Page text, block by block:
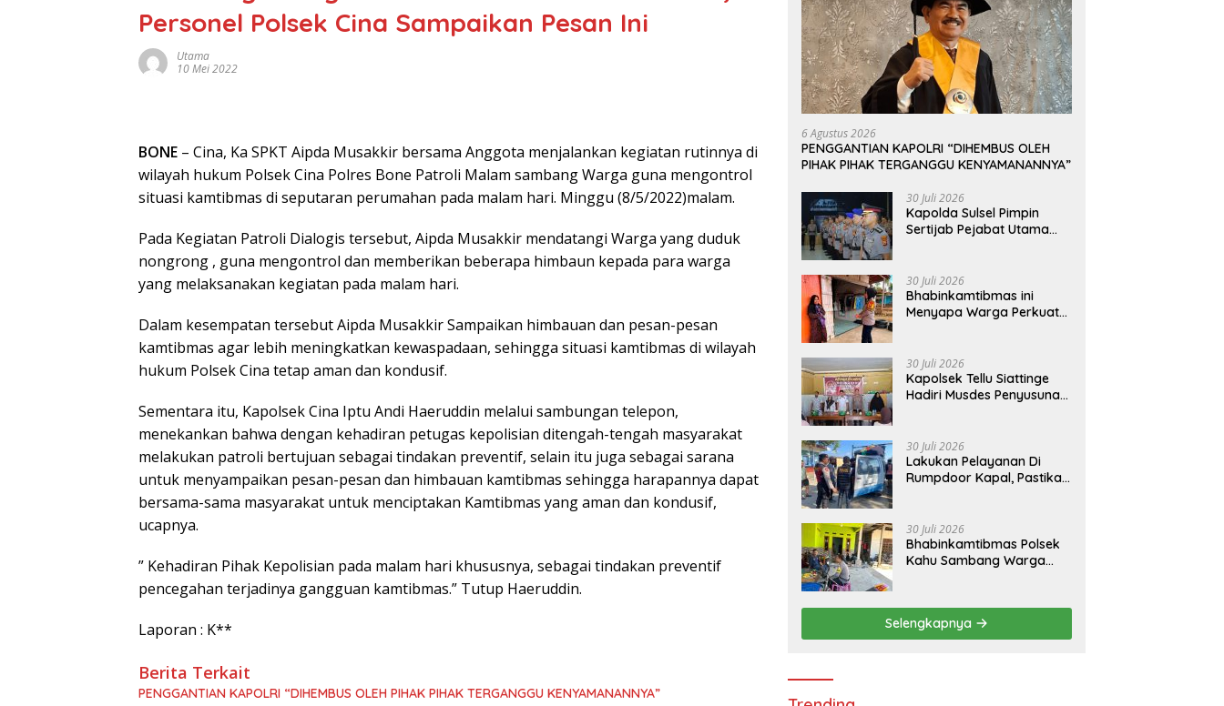
Personel Polsek Cina Sampaikan Pesan Ini
Utama
10 Mei 2022
BONE – Cina, Ka SPKT Aipda Musakkir bersama Anggota menjalankan kegiatan rutinnya di
wilayah hukum Polsek Cina Polres Bone Patroli Malam sambang Warga guna mengontrol
situasi kamtibmas di seputaran perumahan pada malam hari. Minggu (8/5/2022)malam.
Pada Kegiatan Patroli Dialogis tersebut, Aipda Musakkir mendatangi Warga yang duduk
nongrong , guna mengontrol dan memberikan beberapa himbaun kepada para warga
yang melaksanakan kegiatan pada malam hari.
Dalam kesempatan tersebut Aipda Musakkir Sampaikan himbauan dan pesan-pesan
kamtibmas agar lebih meningkatkan kewaspadaan, sehingga situasi kamtibmas di wilayah
hukum Polsek Cina tetap aman dan kondusif.
Sementara itu, Kapolsek Cina Iptu Andi Haeruddin melalui sambungan telepon,
menekankan bahwa dengan kehadiran petugas kepolisian ditengah-tengah masyarakat
melakukan patroli bertujuan sebagai tindakan preventif, selain itu juga sebagai sarana
untuk menyampaikan pesan-pesan dan himbauan kamtibmas sehingga harapannya dapat
bersama-sama masyarakat untuk menciptakan Kamtibmas yang aman dan kondusif,
ucapnya.
” Kehadiran Pihak Kepolisian pada malam hari khususnya, sebagai tindakan preventif
pencegahan terjadinya gangguan kamtibmas.” Tutup Haeruddin.
Laporan : K**
Berita Terkait
PENGGANTIAN KAPOLRI “DIHEMBUS OLEH PIHAK PIHAK TERGANGGU KENYAMANANNYA”
6 Agustus 2026
PENGGANTIAN KAPOLRI “DIHEMBUS OLEH
PIHAK PIHAK TERGANGGU KENYAMANANNYA”
30 Juli 2026
Kapolda Sulsel Pimpin
Sertijab Pejabat Utama
Kapolresta Gowa
30 Juli 2026
Bhabinkamtibmas ini
Menyapa Warga Perkuat
30 Juli 2026
Kapolsek Tellu Siattinge
Hadiri Musdes Penyusunan
30 Juli 2026
Lakukan Pelayanan Di
Rumpdoor Kapal, Pastikan
30 Juli 2026
Bhabinkamtibmas Polsek
Kahu Sambang Warga
Selengkapnya